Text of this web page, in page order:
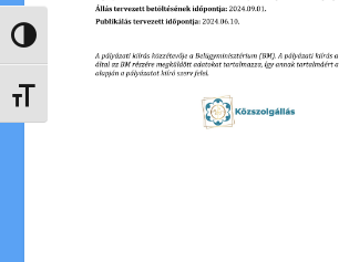
NAGY KONTRASZT VÁLTÁSA
BETŰMÉRET VÁLTÁSA